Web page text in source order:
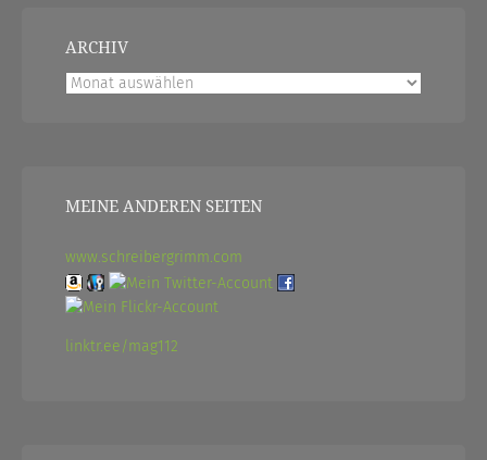
ARCHIV
Archiv
MEINE ANDEREN SEITEN
www.schreibergrimm.com
linktr.ee/mag112